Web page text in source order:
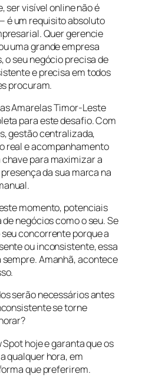
ser visível online não é
é um requisito absoluto
Quer gerencie
uma grande empresa
seu negócio precisa de
e precisa em todos
procuram.
Amarelas Timor-Leste
para este desafio. Com
gestão centralizada,
real e acompanhamento
para maximizar a
da sua marca na
momento, potenciais
negócios como o seu. Se
concorrente porque a
ou inconsistente, essa
Amanhã, acontece
serão necessários antes
se torne
Spot hoje e garanta que os
qualquer hora, em
que preferirem.